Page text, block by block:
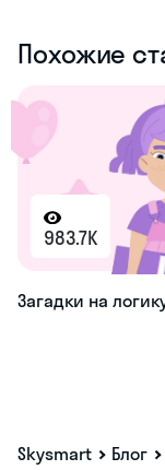
Похожие
983.7K
Загадки на
Skysmart Блог